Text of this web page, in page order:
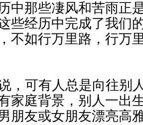
中那些凄风和苦雨正
些经历中完成了我们
不如行万里路，行万
，可有人总是向往别
家庭背景，别人一出
朋友或女朋友漂亮高